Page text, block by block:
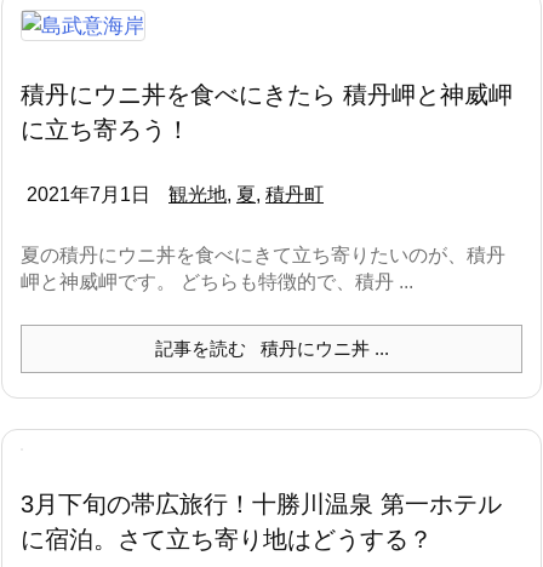
積丹にウニ丼を食べにきたら 積丹岬と神威岬
に立ち寄ろう！
2021年7月1日 観光地, 夏, 積丹町
夏の積丹にウニ丼を食べにきて立ち寄りたいのが、積丹
岬と神威岬です。 どちらも特徴的で、積丹 ...
記事を読む 積丹にウニ丼 ...
3月下旬の帯広旅行！十勝川温泉 第一ホテル
に宿泊。さて立ち寄り地はどうする？